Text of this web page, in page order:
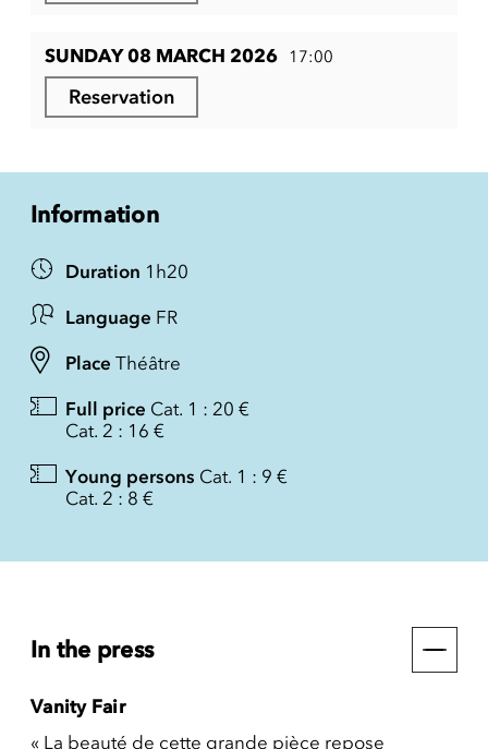
SUNDAY 08 MARCH 2026 17:00
Reservation
Information
Duration 1h20
Language FR
Place Théâtre
Full price Cat. 1 : 20 €
Cat. 2 : 16 €
Young persons Cat. 1 : 9 €
Cat. 2 : 8 €
In the press
Vanity Fair
« La beauté de cette grande pièce repose